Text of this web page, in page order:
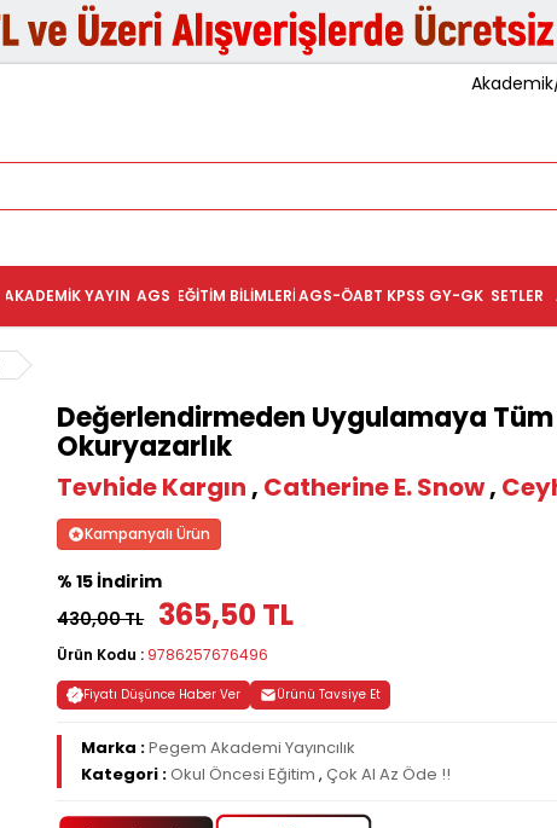
SETLER
KPSS GY-GK
AGS-ÖABT
EĞITIM BILIMLERI
AGS
AKADEMIK YAYIN
Değerlendirmeden Uygulamaya Tüm
Okuryazarlık
Tevhide Kargın , Catherine E. Snow,
Kampanyalı Ürün
% 15 İndirim
430,00 TL
365,50 TL
Ürün Kodu : 9786257676496
Fiyatı Düşünce Haber Ver Ürünü Tavsiye Et
Marka :Pegem Akademi Yayıncılık
Kategori :Okul Öncesi Eğitim ,Çok Al Az Öde !!